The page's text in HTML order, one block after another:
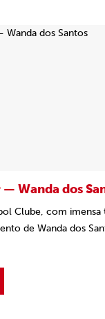
— Wanda dos
Clube, com imensa
de Wanda dos